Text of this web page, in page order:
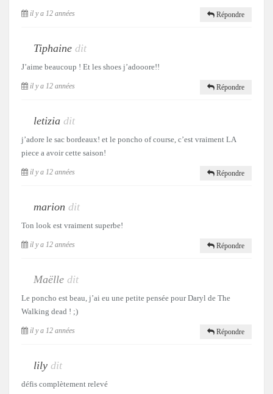
il y a 12 années Répondre
Tiphaine dit
J’aime beaucoup ! Et les shoes j’adooore!!
il y a 12 années Répondre
letizia dit
j’adore le sac bordeaux! et le poncho of course, c’est vraiment LA
piece a avoir cette saison!
il y a 12 années Répondre
marion dit
Ton look est vraiment superbe!
il y a 12 années Répondre
Maëlle dit
Le poncho est beau, j’ai eu une petite pensée pour Daryl de The
Walking dead ! ;)
il y a 12 années Répondre
lily dit
défis complètement relevé